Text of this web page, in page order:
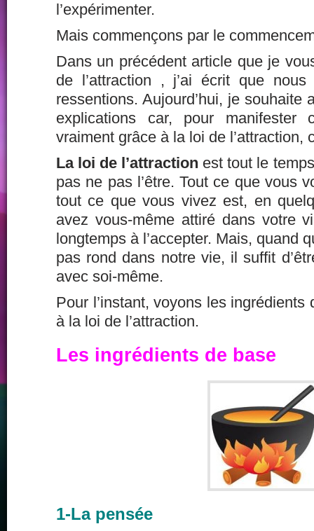
l’expérimenter.
Mais commençons par le
Dans un précédent article que je
de l’attraction , j’ai écrit que
ressentions. Aujourd’hui, je souhaite
explications car, pour manifester
vraiment grâce à la loi de l’attraction,
La loi de l’attraction est tout le
pas ne pas l’être. Tout ce que vous
tout ce que vous vivez est, en
avez vous-même attiré dans votre
longtemps à l’accepter. Mais, quand
pas rond dans notre vie, il suffit
avec soi-même.
Pour l’instant, voyons les
à la loi de l’attraction.
Les ingrédients de base
1-La pensée